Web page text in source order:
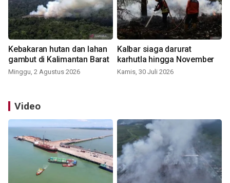
Kebakaran hutan dan lahan
gambut di Kalimantan Barat
Minggu, 2 Agustus 2026
Kalbar siaga darurat
karhutla hingga November
Kamis, 30 Juli 2026
Video